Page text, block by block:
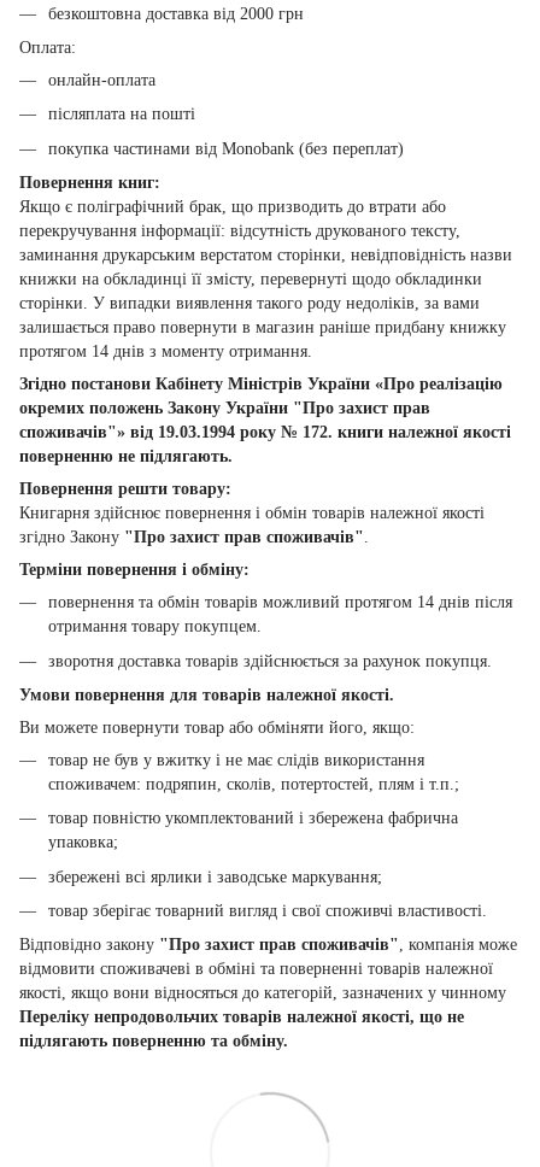
безкоштовна доставка від 2000 грн
Оплата:
онлайн-оплата
післяплата на пошті
покупка частинами від Monobank (без переплат)
Повернення книг:
Якщо є поліграфічний брак, що призводить до втрати або
перекручування інформації: відсутність друкованого тексту,
заминання друкарським верстатом сторінки, невідповідність назви
книжки на обкладинці її змісту, перевернуті щодо обкладинки
сторінки. У випадки виявлення такого роду недоліків, за вами
залишається право повернути в магазин раніше придбану книжку
протягом 14 днів з моменту отримання.
Згідно постанови Кабінету Міністрів України «Про реалізацію
окремих положень Закону України "Про захист прав
споживачів"» від 19.03.1994 року № 172. книги належної якості
поверненню не підлягають.
Повернення решти товару:
Книгарня здійснює повернення і обмін товарів належної якості
згідно Закону "Про захист прав споживачів".
Терміни повернення і обміну:
повернення та обмін товарів можливий протягом 14 днів після
отримання товару покупцем.
зворотня доставка товарів здійснюється за рахунок покупця.
Умови повернення для товарів належної якості.
Ви можете повернути товар або обміняти його, якщо:
товар не був у вжитку і не має слідів використання
споживачем: подряпин, сколів, потертостей, плям і т.п.;
товар повністю укомплектований і збережена фабрична
упаковка;
збережені всі ярлики і заводське маркування;
товар зберігає товарний вигляд і свої споживчі властивості.
Відповідно закону "Про захист прав споживачів", компанія може
відмовити споживачеві в обміні та поверненні товарів належної
якості, якщо вони відносяться до категорій, зазначених у чинному
Переліку непродовольчих товарів належної якості, що не
підлягають поверненню та обміну.